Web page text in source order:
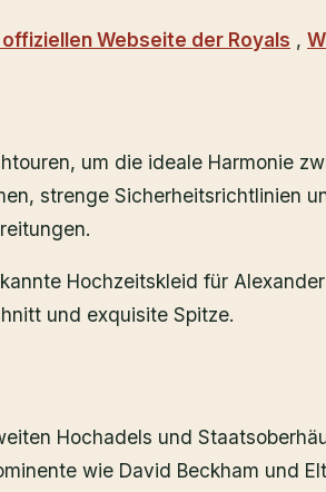
Webseite der Royals ,
um die ideale Harmonie
strenge Sicherheitsrichtlinien
Hochzeitskleid für
und exquisite Spitze.
Hochadels und
wie David Beckham und